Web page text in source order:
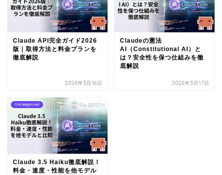
Claude API完全ガイド2026
版｜取得方法と料金プランを
徹底解説
2026年3月16日
Claudeの憲法
AI（Constitutional AI）と
は？安全性を保つ仕組みを徹
底解説
2026年3月17日
Uncategorized
Claude 3.5 Haiku徹底解説！
料金・速度・性能を他モデル